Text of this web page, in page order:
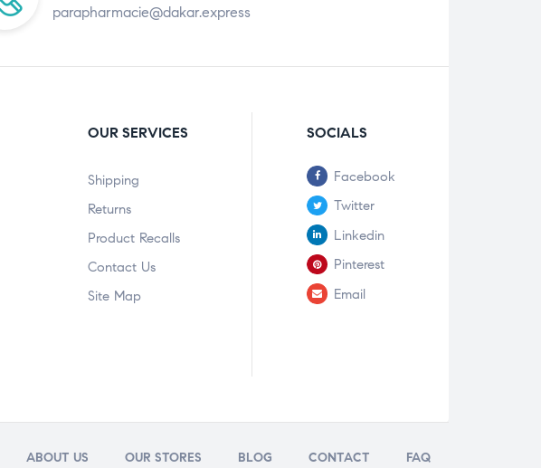
parapharmacie@dakar.express
OUR SERVICES
Shipping
Returns
Product Recalls
Contact Us
Site Map
SOCIALS
Facebook
Twitter
Linkedin
Pinterest
Email
ABOUT US OUR STORES BLOG CONTACT FAQ